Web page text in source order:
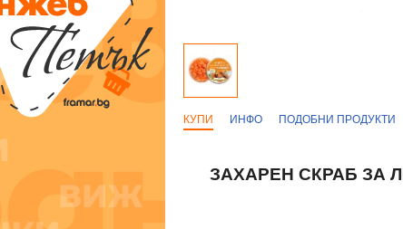
КУПИ ИНФО ПОДОБНИ ПРОДУКТИ
ЗАХАРЕН СКРАБ ЗА